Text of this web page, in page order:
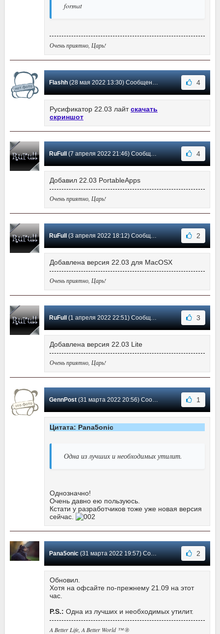
format
Очень приятно, Царь!
Flashh(28 мая 2022 13:30) Сообщение #391 4
Русификатор 22.03 лайтскачать
скриншот
RuFull (7 апреля 2022 21:46) Сообщение #390 4
Добавил 22.03 PortableApps
Очень приятно, Царь!
RuFull (3 апреля 2022 18:12) Сообщение #389 2
Добавлена версия 22.03 для MacOSX
Очень приятно, Царь!
RuFull (1 апреля 2022 22:51) Сообщение #388 3
Добавлена версия 22.03 Lite
Очень приятно, Царь!
GennPost(31 марта 2022 20:56) Сообщение #387 1
Цитата: Pana5onic
Одна из лучших и необходимых утилит.
Однозначно!
Очень давно ею пользуюсь.
Кстати у разработчиков тоже уже новая версия
сейчас.
Pana5onic(31 марта 2022 19:57) Сообщение #386 2
Обновил.
Хотя на офсайте по-прежнему 21.09 на этот
час.
P.S.: Одна из лучших и необходимых утилит.
A Better Life, A Better World ™ ®